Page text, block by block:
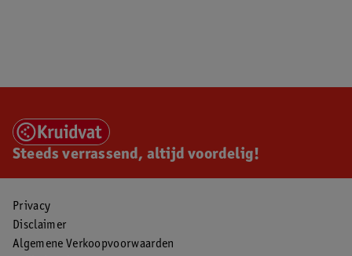
Steeds verrassend, altijd voordelig!
Privacy
Disclaimer
Algemene Verkoopvoorwaarden